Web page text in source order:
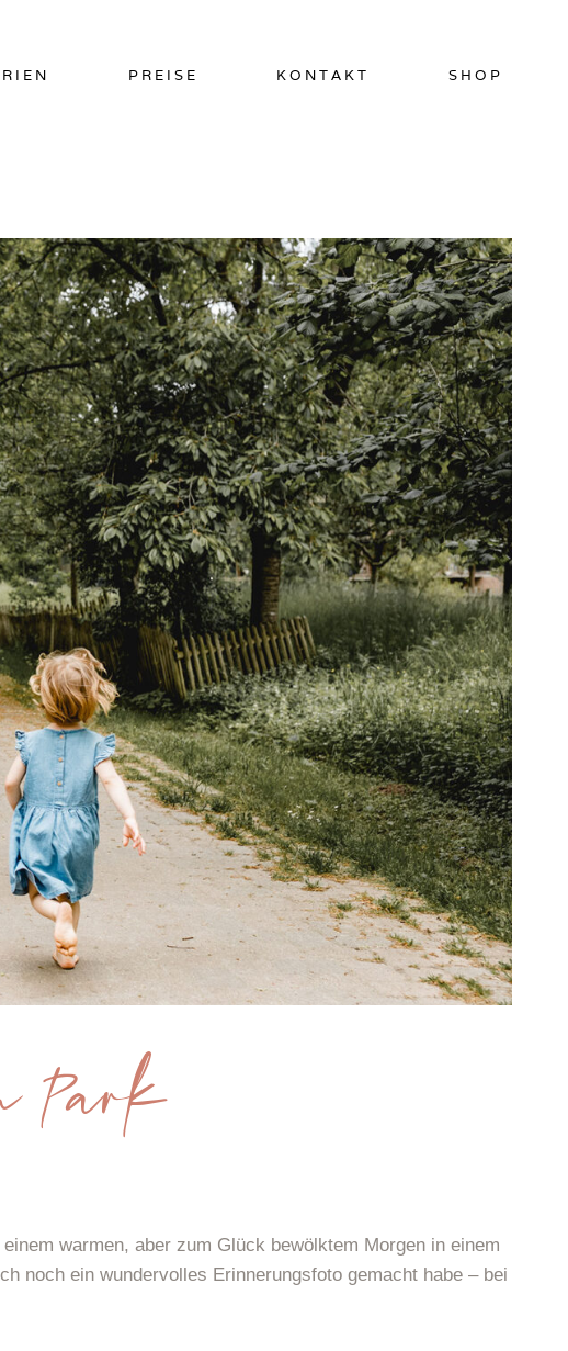
PREISE KONTAKT SHOP
Park
warmen, aber zum Glück bewölktem Morgen in einem
noch ein wundervolles Erinnerungsfoto gemacht habe – bei